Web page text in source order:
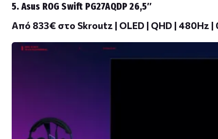
5. Asus ROG Swift PG27AQDP 26,5″
Από 833€ στο Skroutz | OLED | QHD | 480Hz |